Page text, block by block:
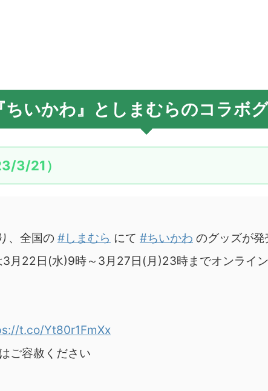
『ちいかわ』としまむらのコラボ
3/21）
、全国の #しまむら にて #ちいかわ のグッズが発
3月22日(水)9時～3月27日(月)23時までオンライ
t.co/Yt80r1FmXx
ご容赦ください